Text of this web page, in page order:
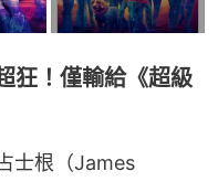
狂！僅輸給《超級
士根（James